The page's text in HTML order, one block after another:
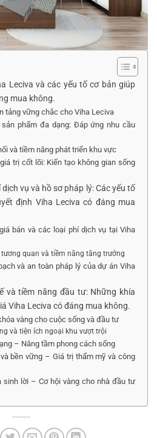
Leciva và các yếu tố cơ bản giúp
mua không.
tảng vững chắc cho Viha Leciva
phẩm đa dạng: Đáp ứng nhu cầu
và tiềm năng phát triển khu vực
trị cốt lõi: Kiến tạo không gian sống
vụ và hồ sơ pháp lý: Các yếu tố
định Viha Leciva có đáng mua
bán và các loại phí dịch vụ tại Viha
quan và tiềm năng tăng trưởng
và an toàn pháp lý của dự án Viha
và tiềm năng đầu tư: Những khía
Viha Leciva có đáng mua không.
vàng cho cuộc sống và đầu tư
và tiện ích ngoại khu vượt trội
– Nâng tầm phong cách sống
bền vững – Giá trị thẩm mỹ và công
sinh lời – Cơ hội vàng cho nhà đầu tư